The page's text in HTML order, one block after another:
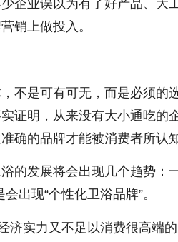
企业误以为有了好产品、大
销上做投入。
不是可有可无，而是必须的
证明，从来没有大小通吃的
确的品牌才能被消费者所认
的发展将会出现几个趋势：
出现“个性化卫浴品牌”。
济实力又不足以消费很高端